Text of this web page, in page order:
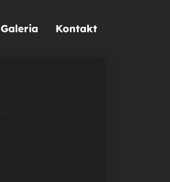
Galeria Kontakt